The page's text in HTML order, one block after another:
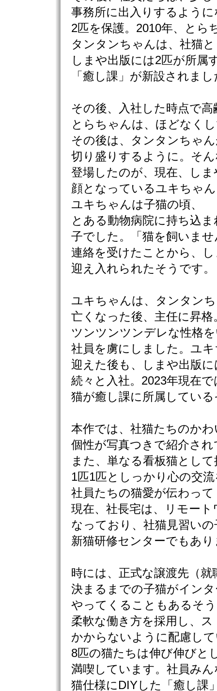
事務所に出入りするよう
2匹を保護。2010年、とら
タンタンちゃんは、社猫
しまや出版には2匹が所属
「癒し課」が新設されまし
その後、入社した時点で高
とらちゃんは、ほどなく
その後は、タンタンちゃ
切り盛りするように。そ
登場したのが、現在、しま
顔となっているユキちゃ
ユキちゃんは子猫の頃、
とある動物病院に持ち込ま
子でした。「猫を飼いま
連絡を受けたことから、
迎え入れられたそうです。
ユキちゃんは、タンタン
亡くなった後、主任に昇
ツンツンツンデレな性格
社員を虜にしました。ユ
迎えた後も、しまや出版
続々と入社。2023年現在
猫が癒し課に所属してい
本作では、社猫たちのか
個性が写真つきで紹介さ
また、単なる看板猫とし
1匹1匹としっかり心の交
社員たちの猫愛が伝わっ
現在、社長宅は、リモート
なっており、社猫見習い
新猫研修センターでもあ
時には、正式な譲渡先（就
決まるまでの子猫がイン
やってくることもあるそ
柔軟な働き方を採用し、
かからないように配慮し
8匹の猫たちは伸び伸びと
満喫しています。社員み
猫仕様にDIYした「癒し課